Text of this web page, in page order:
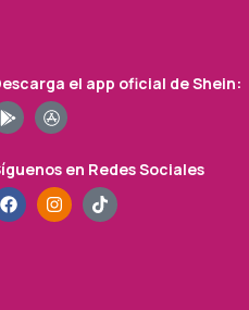
el app oficial de Shein:
en Redes Sociales